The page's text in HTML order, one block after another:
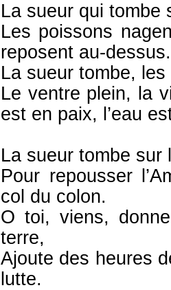
La sueur qui tombe
Les poissons
reposent au-dessus.
La sueur tombe,
Le ventre plein, la
est en paix, l’eau
La sueur tombe sur
Pour repousser
col du colon.
O toi, viens,
terre,
Ajoute des heures
lutte.